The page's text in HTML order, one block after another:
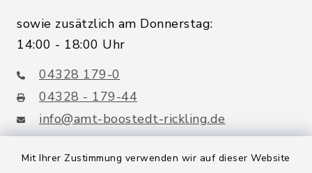
Mit Ihrer Zustimmung verwenden wir auf dieser Website
sowie zusätzlich am Donnerstag:
14:00 - 18:00 Uhr
04328 179-0
04328 - 179-44
info@amt-boostedt-rickling.de